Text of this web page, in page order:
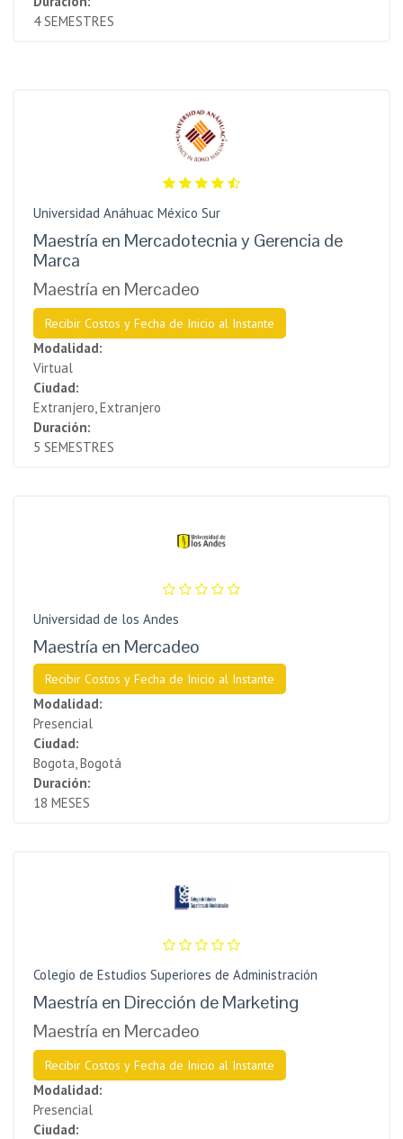
4 SEMESTRES
Universidad Anáhuac México Sur
Maestría en Mercadotecnia y Gerencia de
Marca
Maestría en Mercadeo
Recibir Costos y Fecha de Inicio al Instante
Modalidad:
Virtual
Ciudad:
Extranjero, Extranjero
Duración:
5 SEMESTRES
Universidad de los Andes
Maestría en Mercadeo
Recibir Costos y Fecha de Inicio al Instante
Modalidad:
Presencial
Ciudad:
Bogota, Bogotá
Duración:
18 MESES
Colegio de Estudios Superiores de Administración
Maestría en Dirección de Marketing
Maestría en Mercadeo
Recibir Costos y Fecha de Inicio al Instante
Modalidad:
Presencial
Ciudad: